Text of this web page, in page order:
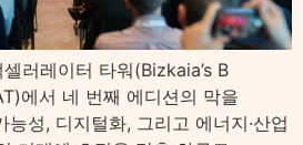
러레이터 타워(Bizkaia’s B
에서 네 번째 에디션의 막을
성, 디지털화, 그리고 에너지·산업